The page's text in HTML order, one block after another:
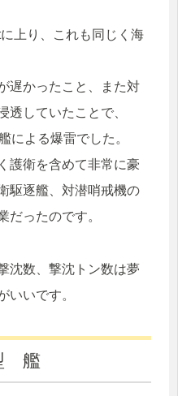
上り、これも同じく海
遅かったこと、また対
透していたことで、
による爆雷でした。
護衛を含めて非常に豪
駆逐艦、対潜哨戒機の
だったのです。
沈数、撃沈トン数は夢
いいです。
艦